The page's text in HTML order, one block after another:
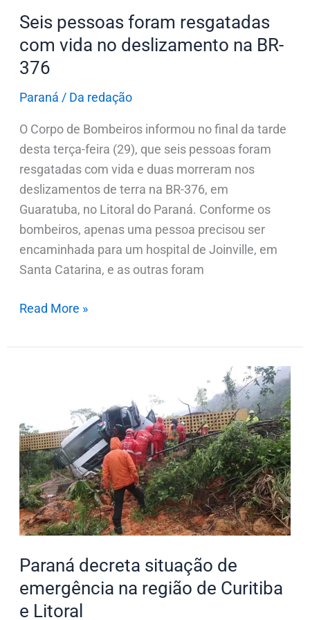
Seis pessoas foram resgatadas
com vida no deslizamento na BR-
376
Paraná / Da redação
O Corpo de Bombeiros informou no final da tarde
desta terça-feira (29), que seis pessoas foram
resgatadas com vida e duas morreram nos
deslizamentos de terra na BR-376, em
Guaratuba, no Litoral do Paraná. Conforme os
bombeiros, apenas uma pessoa precisou ser
encaminhada para um hospital de Joinville, em
Santa Catarina, e as outras foram
Read More »
Paraná decreta situação de
emergência na região de Curitiba
e Litoral
de
emergência
na
região
de
Curitiba
e
Litoral